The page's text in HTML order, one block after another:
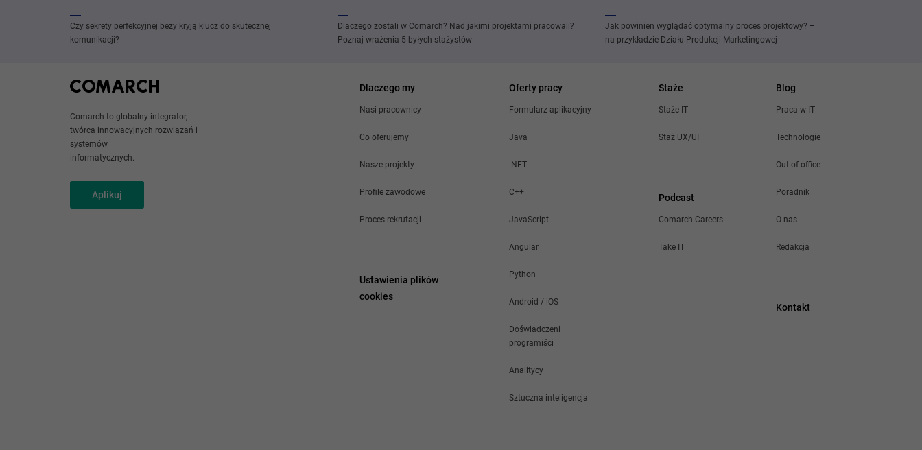
Czy sekrety perfekcyjnej bezy kryją klucz do skutecznej
komunikacji?
Dlaczego zostali w Comarch? Nad jakimi projektami pracowali?
Poznaj wrażenia 5 byłych stażystów
Jak powinien wyglądać optymalny proces projektowy? –
na przykładzie Działu Produkcji Marketingowej
Comarch to globalny integrator,
twórca innowacyjnych rozwiązań i
systemów
informatycznych.
Aplikuj
Dlaczego my
Nasi pracownicy
Co oferujemy
Nasze projekty
Profile zawodowe
Proces rekrutacji
Ustawienia plików
cookies
Oferty pracy
Formularz aplikacyjny
Java
.NET
C++
JavaScript
Angular
Python
Android / iOS
Doświadczeni
programiści
Analitycy
Sztuczna inteligencja
Staże
Staże IT
Staż UX/UI
Podcast
Comarch Careers
Take IT
Blog
Praca w IT
Technologie
Out of office
Poradnik
O nas
Redakcja
Kontakt